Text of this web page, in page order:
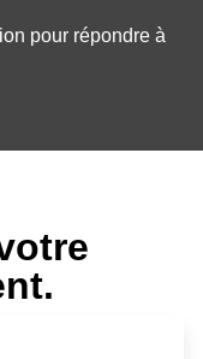
pour répondre à